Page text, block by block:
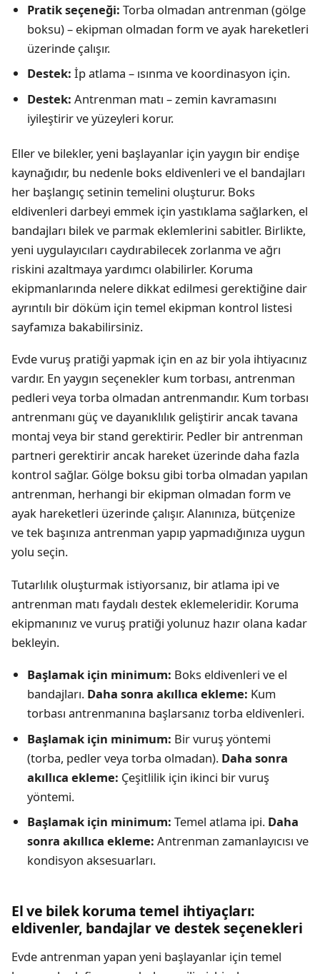
Pratik seçeneği: Torba olmadan antrenman (gölge
boksu) – ekipman olmadan form ve ayak hareketleri
üzerinde çalışır.
Destek: İp atlama – ısınma ve koordinasyon için.
Destek: Antrenman matı – zemin kavramasını
iyileştirir ve yüzeyleri korur.
Eller ve bilekler, yeni başlayanlar için yaygın bir endişe
kaynağıdır, bu nedenle boks eldivenleri ve el bandajları
her başlangıç setinin temelini oluşturur. Boks
eldivenleri darbeyi emmek için yastıklama sağlarken, el
bandajları bilek ve parmak eklemlerini sabitler. Birlikte,
yeni uygulayıcıları caydırabilecek zorlanma ve ağrı
riskini azaltmaya yardımcı olabilirler. Koruma
ekipmanlarında nelere dikkat edilmesi gerektiğine dair
ayrıntılı bir döküm için temel ekipman kontrol listesi
sayfamıza bakabilirsiniz.
Evde vuruş pratiği yapmak için en az bir yola ihtiyacınız
vardır. En yaygın seçenekler kum torbası, antrenman
pedleri veya torba olmadan antrenmandır. Kum torbası
antrenmanı güç ve dayanıklılık geliştirir ancak tavana
montaj veya bir stand gerektirir. Pedler bir antrenman
partneri gerektirir ancak hareket üzerinde daha fazla
kontrol sağlar. Gölge boksu gibi torba olmadan yapılan
antrenman, herhangi bir ekipman olmadan form ve
ayak hareketleri üzerinde çalışır. Alanınıza, bütçenize
ve tek başınıza antrenman yapıp yapmadığınıza uygun
yolu seçin.
Tutarlılık oluşturmak istiyorsanız, bir atlama ipi ve
antrenman matı faydalı destek eklemeleridir. Koruma
ekipmanınız ve vuruş pratiği yolunuz hazır olana kadar
bekleyin.
Başlamak için minimum: Boks eldivenleri ve el
bandajları. Daha sonra akıllıca ekleme: Kum
torbası antrenmanına başlarsanız torba eldivenleri.
Başlamak için minimum: Bir vuruş yöntemi
(torba, pedler veya torba olmadan). Daha sonra
akıllıca ekleme: Çeşitlilik için ikinci bir vuruş
yöntemi.
Başlamak için minimum: Temel atlama ipi. Daha
sonra akıllıca ekleme: Antrenman zamanlayıcısı ve
kondisyon aksesuarları.
El ve bilek koruma temel ihtiyaçları:
eldivenler, bandajlar ve destek seçenekleri
Evde antrenman yapan yeni başlayanlar için temel